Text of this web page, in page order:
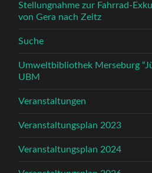
Stellungnahme zur Fahrrad-
von Gera nach Zeitz
Suche
Umweltbibliothek Merseburg
UBM
Veranstaltungen
Veranstaltungsplan 2023
Veranstaltungsplan 2024